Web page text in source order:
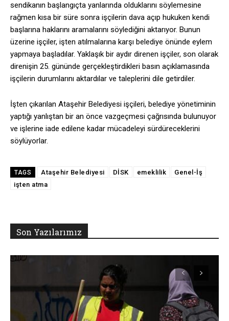
sendikanın başlangıçta yanlarında olduklarını söylemesine
rağmen kısa bir süre sonra işçilerin dava açıp hukuken kendi
başlarına haklarını aramalarını söylediğini aktarıyor. Bunun
üzerine işçiler, işten atılmalarına karşı belediye önünde eylem
yapmaya başladılar. Yaklaşık bir aydır direnen işçiler, son olarak
direnişin 25. gününde gerçekleştirdikleri basın açıklamasında
işçilerin durumlarını aktardılar ve taleplerini dile getirdiler.
İşten çıkarılan Ataşehir Belediyesi işçileri, belediye yönetiminin
yaptığı yanlıştan bir an önce vazgeçmesi çağrısında bulunuyor
ve işlerine iade edilene kadar mücadeleyi sürdüreceklerini
söylüyorlar.
TAGS Ataşehir Belediyesi DİSK emeklilik
Genel-İş
işten atma
Son Yazılarımız